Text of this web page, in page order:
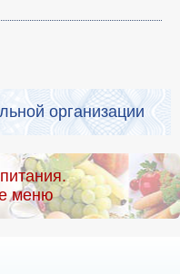
организации
меню